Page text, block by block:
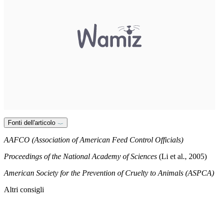
Fonti dell'articolo
AAFCO (Association of American Feed Control Officials)
Proceedings of the National Academy of Sciences (Li et al., 2005)
American Society for the Prevention of Cruelty to Animals (ASPCA)
Altri consigli